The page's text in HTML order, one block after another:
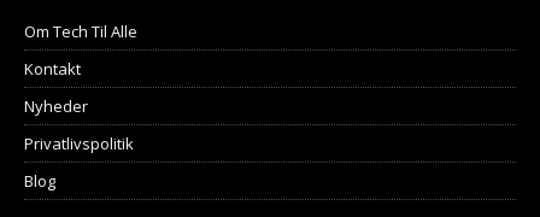
Om Tech Til Alle
Kontakt
Nyheder
Privatlivspolitik
Blog